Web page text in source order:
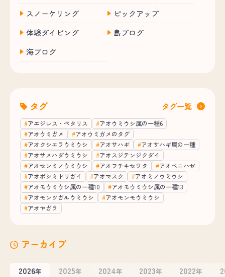
スノーケリング
ピックアップ
体験ダイビング
島ブログ
海ブログ
タグ タグ一覧
アエジレス・ペタリス
アオウミウシ属の一種6
アオウミガメ
アオウミガメのタグ
アオクシエラウミウシ
アオサハギ
アオサハギ属の一種
アオサメハダウミウシ
アオスジテンジクダイ
アオセンミノウミウシ
アオフチキセワタ
アオベニハゼ
アオボシミドリガイ
アオマスク
アオミノウミウシ
アオモウミウシ属の一種10
アオモウミウシ属の一種13
アオモンツガルウミウシ
アオモンモウミウシ
アオヤガラ
アーカイブ
2026年 2025年 2024年 2023年 2022年